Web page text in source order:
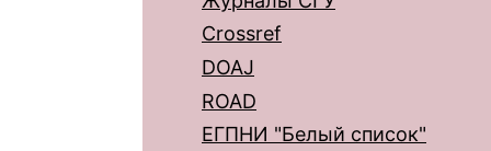
Crossref
DOAJ
ROAD
ЕГПНИ "Белый список"